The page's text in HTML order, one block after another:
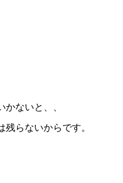
ないと、、
らないからです。